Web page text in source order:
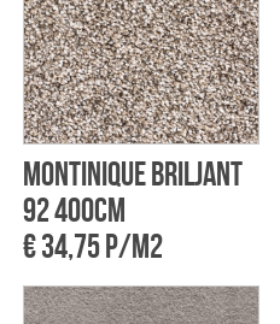
Montinique Briljant
92 400cm
€ 34,75 p/m2